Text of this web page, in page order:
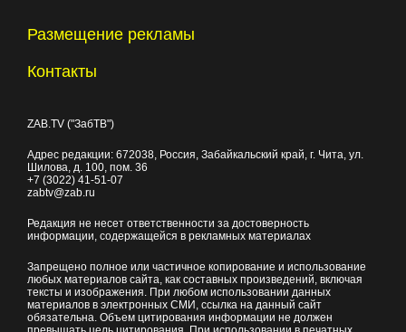
Размещение рекламы
Контакты
ZAB.TV ("ЗабТВ")
Адрес редакции: 672038, Россия, Забайкальский край, г. Чита, ул.
Шилова, д. 100, пом. 36
+7 (3022) 41-51-07
zabtv@zab.ru
Редакция не несет ответственности за достоверность
информации, содержащейся в рекламных материалах
Запрещено полное или частичное копирование и использование
любых материалов сайта, как составных произведений, включая
тексты и изображения. При любом использовании данных
материалов в электронных СМИ, ссылка на данный сайт
обязательна. Объем цитирования информации не должен